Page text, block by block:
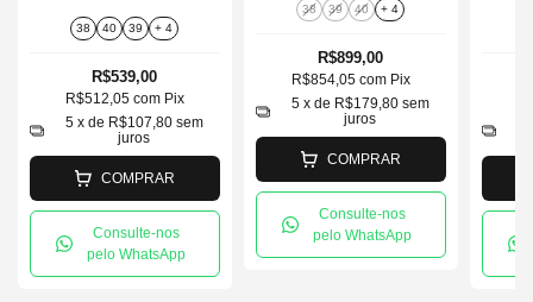
38 40 39 + 4
R$539,00
R$512,05com Pix
5 x de R$107,80 sem
juros
COMPRAR
Consulte-nos
pelo WhatsApp
38 39 40 + 4
R$899,00
R$854,05com Pix
5 x de R$179,80 sem
juros
COMPRAR
Consulte-nos
pelo WhatsApp